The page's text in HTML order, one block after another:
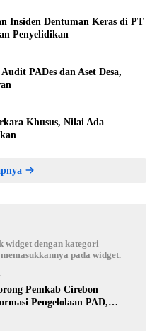
Insiden Dentuman Keras di PT
Penyelidikan
PADes dan Aset Desa,
Khusus, Nilai Ada
widget dengan kategori
pada widget.
Pemkab Cirebon
Pengelolaan PAD,